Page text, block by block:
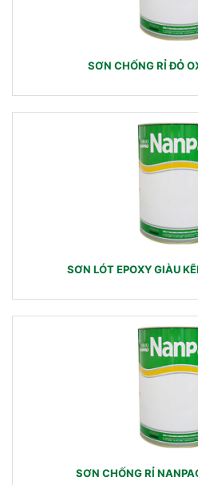
SƠN CHỐNG RỈ ĐỎ
SƠN LÓT EPOXY GIÀU
SƠN CHỐNG RỈ